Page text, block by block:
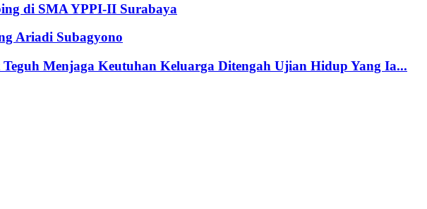
di SMA YPPI-II Surabaya
Ariadi Subagyono
Menjaga Keutuhan Keluarga Ditengah Ujian Hidup Yang Ia...